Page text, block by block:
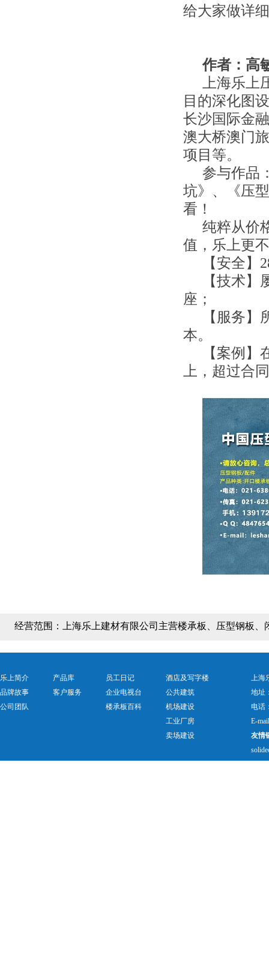
给大家做详
作者：高
上海乐
目的深化图
长沙国际金
澳大桥澳门
项目等。
参与作品
坑》、《压
看！
纯粹从价
值，乐上更
【安全】
【技术
座；
【服务
本。
【案例
上，超过合
经营范围： 上海乐上建材有限公司主营楼承板、压型钢板
乐上简介
品牌故事
公司团队
产品库
客户服务
员工日记
企业电视台
楼承板百科
酒店及写字楼
公共建筑
机场建设
工业厂房
卖场建设
上海
地址
电话
E-
友情